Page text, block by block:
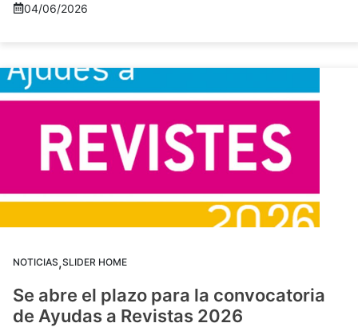
04/06/2026
NOTICIAS,SLIDER HOME
Se abre el plazo para la convocatoria
de Ayudas a Revistas 2026